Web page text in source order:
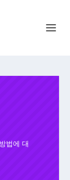
법에 대